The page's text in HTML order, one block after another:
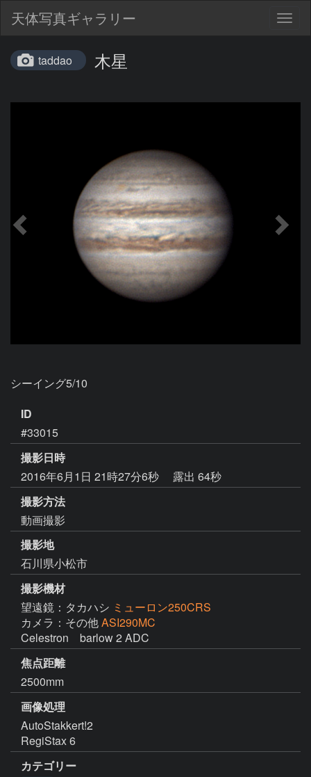
天体写真ギャラリー
taddao 木星
シーイング5/10
ID
#33015
撮影日時
2016年6月1日 21時27分6秒
露出 64秒
撮影方法
動画撮影
撮影地
石川県小松市
撮影機材
望遠鏡：タカハシ ミューロン250CRS
カメラ：その他ASI290MC
Celestron　barlow 2 ADC
焦点距離
2500mm
画像処理
AutoStakkert!2
RegiStax 6
カテゴリー